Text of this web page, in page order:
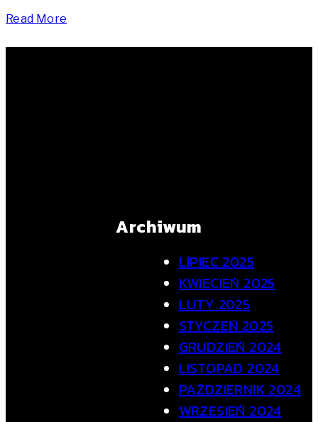
Read More
Archiwum
LIPIEC 2025
KWIECIEŃ 2025
LUTY 2025
STYCZEŃ 2025
GRUDZIEŃ 2024
LISTOPAD 2024
PAŹDZIERNIK 2024
WRZESIEŃ 2024